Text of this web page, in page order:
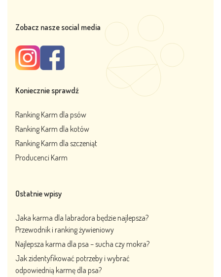
Zobacz nasze social media
Koniecznie sprawdź
Ranking Karm dla psów
Ranking Karm dla kotów
Ranking Karm dla szczeniąt
Producenci Karm
Ostatnie wpisy
Jaka karma dla labradora będzie najlepsza?
Przewodnik i ranking żywieniowy
Najlepsza karma dla psa – sucha czy mokra?
Jak zidentyfikować potrzeby i wybrać
odpowiednią karmę dla psa?